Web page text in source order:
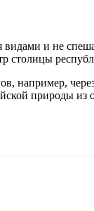
и не
столицы
например,
природы из